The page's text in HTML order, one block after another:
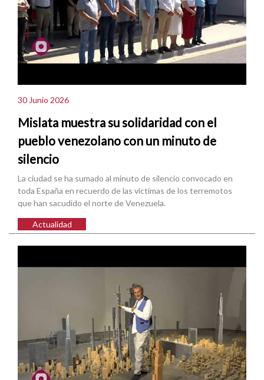
30 Junio 2026
Mislata muestra su solidaridad con el
pueblo venezolano con un minuto de
silencio
La ciudad se ha sumado al minuto de silencio convocado en
toda España en recuerdo de las víctimas de los terremotos
que han sacudido el norte de Venezuela.
Actualidad